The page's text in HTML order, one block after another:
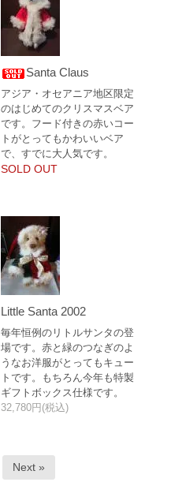
Santa Claus
アジア・オセアニア地区限定
のはじめてのクリスマスベア
です。フード付きの赤いコー
トがとってもかわいいベア
で、すでに大人気です。
SOLD OUT
Little Santa 2002
毎年恒例のリトルサンタの登
場です。赤と緑のつなぎのよ
うなお洋服がとってもキュー
トです。もちろん今年も特製
ギフトボックス仕様です。
32,780円(税込)
Next »